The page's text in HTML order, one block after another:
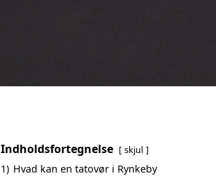
Indholdsfortegnelse skjul
1) Hvad kan en tatovør i Rynkeby